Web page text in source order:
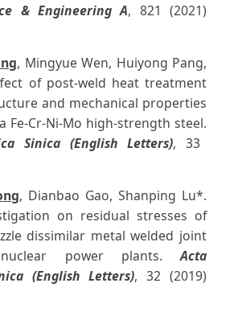
& Engineering A, 821 (2021)
, Mingyue Wen, Huiyong Pang,
of post-weld heat treatment
and mechanical properties
Fe-Cr-Ni-Mo high-strength steel.
Sinica (English Letters), 33
, Dianbao Gao, Shanping Lu*.
on residual stresses of
dissimilar metal welded joint
power plants.Acta
(English Letters), 32 (2019)